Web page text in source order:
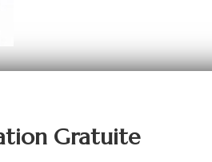
Gratuite